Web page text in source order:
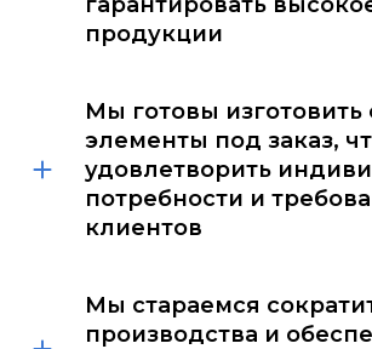
продукции
Мы готовы
элементы под заказ,
удовлетворить
потребности и
клиентов
Мы стараемся
производства и